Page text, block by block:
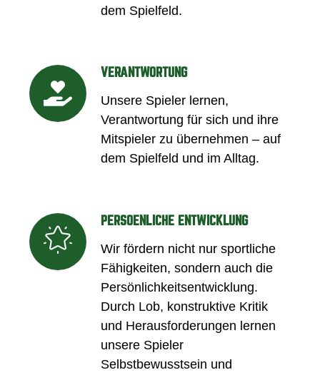
dem Spielfeld.
VERANTWORTUNG
Unsere Spieler lernen,
Verantwortung für sich und ihre
Mitspieler zu übernehmen – auf
dem Spielfeld und im Alltag.
PERSOENLICHE ENTWICKLUNG
Wir fördern nicht nur sportliche
Fähigkeiten, sondern auch die
Persönlichkeitsentwicklung.
Durch Lob, konstruktive Kritik
und Herausforderungen lernen
unsere Spieler
Selbstbewusstsein und